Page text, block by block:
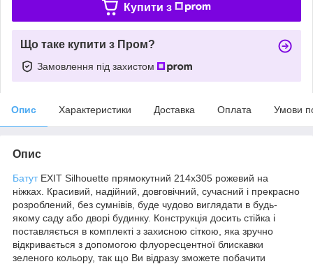
Купити з
Що таке купити з Пром?
Замовлення під захистом
Опис Характеристики Доставка Оплата Умови
Опис
БатутEXIT Silhouette прямокутний 214x305 рожевий на
ніжках. Красивий, надійний, довговічний, сучасний і прекрасно
розроблений, без сумнівів, буде чудово виглядати в будь-
якому саду або дворі будинку. Конструкція досить стійка і
поставляється в комплекті з захисною сіткою, яка зручно
відкривається з допомогою флуоресцентної блискавки
зеленого кольору, так що Ви відразу зможете побачити